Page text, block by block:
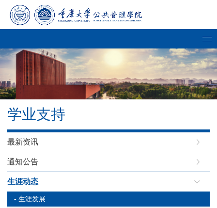
学业支持
最新资讯
通知公告
生涯动态
- 生涯发展